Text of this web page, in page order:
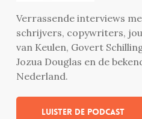
Verrassende interviews
schrijvers, copywriters,
van Keulen, Govert
Jozua Douglas en de
Nederland.
Luister de podcast